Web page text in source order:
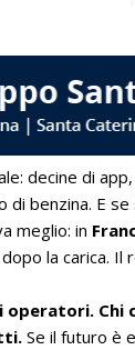
decine di
di benzina. E
meglio: in
la carica.
operatori.
Se il futuro è